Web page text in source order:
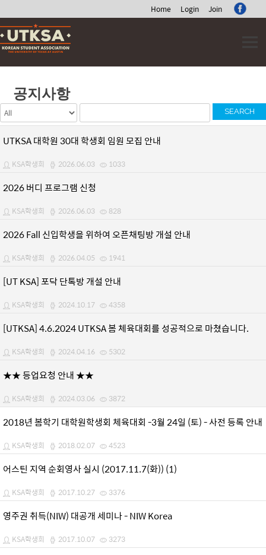
Home Login Join
Skip
to
content
공지사항
SEARCH
UTKSA 대학원 30대 학생회 임원 모집 안내
KSA학생회 2026.06.03 1033
2026 버디 프로그램 신청
KSA학생회 2026.06.03 828
2026 Fall 신입학생을 위하여 오픈채팅방 개설 안내
KSA학생회 2026.04.05 1941
[UT KSA] 포닥 단톡방 개설 안내
KSA학생회 2024.10.17 4358
[UTKSA] 4.6.2024 UTKSA 봄 체육대회를 성공적으로 마쳤습니다.
KSA학생회 2024.04.16 5302
★★ 등업요청 안내 ★★
KSA학생회 2024.03.06 3872
2018년 봄학기 대학원학생회 체육대회 -3월 24일 (토) - 사전 등록 안내
KSA학생회 2018.02.07 4523
어스틴 지역 순회영사 실시 (2017.11.7(화)) (1)
KSA학생회 2017.10.27 3376
영주권 취득(NIW) 대공개 세미나 - NIW Korea
KSA학생회 2017.10.07 3273